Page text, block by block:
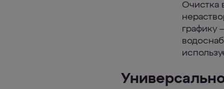
Очистка
графику